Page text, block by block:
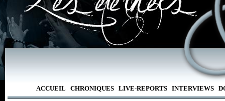
ACCUEIL CHRONIQUES LIVE-REPORTS INTERVIEWS